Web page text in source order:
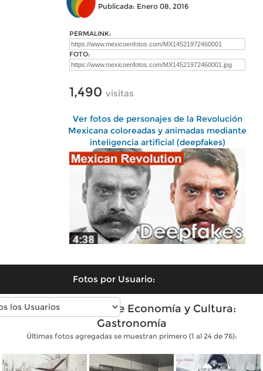
Publicada: Enero 08, 2016
PERMALINK:
FOTO:
1,490 visitas
Ver fotos de personajes de la Revolución
Mexicana coloreadas y animadas mediante
inteligencia artificial (deepfakes)
Fotos por Usuario:
Fotos antiguas de Economía y Cultura:
Gastronomía
Últimas fotos agregadas se muestran primero (1 al 24 de 76):